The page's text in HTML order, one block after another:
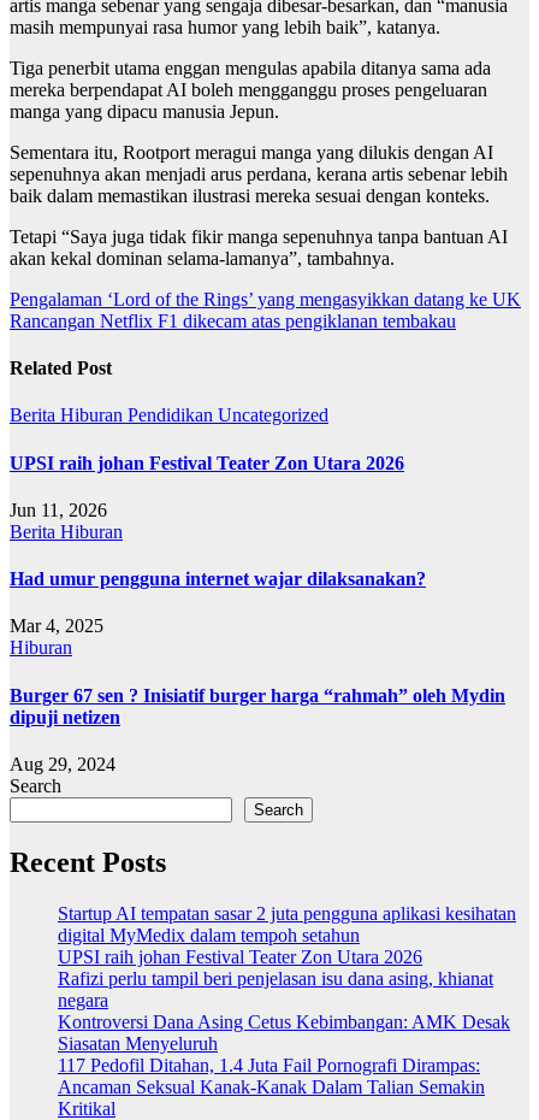
artis manga sebenar yang sengaja dibesar-besarkan, dan “manusia
masih mempunyai rasa humor yang lebih baik”, katanya.
Tiga penerbit utama enggan mengulas apabila ditanya sama ada
mereka berpendapat AI boleh mengganggu proses pengeluaran
manga yang dipacu manusia Jepun.
Sementara itu, Rootport meragui manga yang dilukis dengan AI
sepenuhnya akan menjadi arus perdana, kerana artis sebenar lebih
baik dalam memastikan ilustrasi mereka sesuai dengan konteks.
Tetapi “Saya juga tidak fikir manga sepenuhnya tanpa bantuan AI
akan kekal dominan selama-lamanya”, tambahnya.
Post
navigation
Pengalaman ‘Lord of the Rings’ yang mengasyikkan datang ke UK
Rancangan Netflix F1 dikecam atas pengiklanan tembakau
Related Post
Berita Hiburan Pendidikan Uncategorized
UPSI raih johan Festival Teater Zon Utara 2026
Jun 11, 2026
Berita Hiburan
Had umur pengguna internet wajar dilaksanakan?
Mar 4, 2025
Hiburan
Burger 67 sen ? Inisiatif burger harga “rahmah” oleh Mydin
dipuji netizen
Aug 29, 2024
Search
Search
Recent Posts
Startup AI tempatan sasar 2 juta pengguna aplikasi kesihatan
digital MyMedix dalam tempoh setahun
UPSI raih johan Festival Teater Zon Utara 2026
Rafizi perlu tampil beri penjelasan isu dana asing, khianat
negara
Kontroversi Dana Asing Cetus Kebimbangan: AMK Desak
Siasatan Menyeluruh
117 Pedofil Ditahan, 1.4 Juta Fail Pornografi Dirampas:
Ancaman Seksual Kanak-Kanak Dalam Talian Semakin
Kritikal